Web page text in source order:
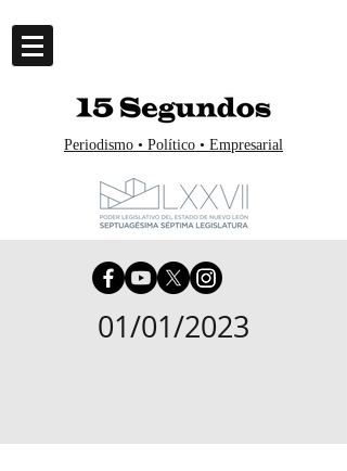
Periodismo • Político • Empresarial
01/01/2023